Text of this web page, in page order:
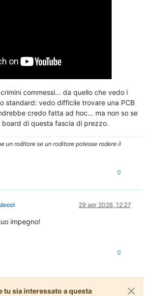
commessi... da quello che vedo i
standard: vedo difficile trovare una PCB
credo fatta ad hoc... ma non so se
board di questa fascia di prezzo.
un roditore se un roditore potesse rodere il
0
29 apr 2026, 12:27
impegno!
0
tu sia interessato a questa